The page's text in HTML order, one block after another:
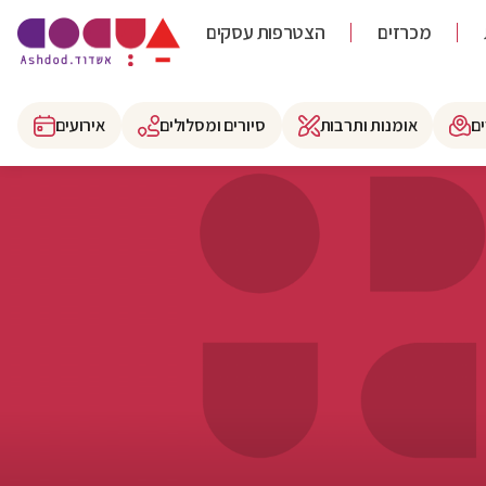
הצטרפות עסקים מכרזים
אירועים סיורים ומסלולים אומנות ותרבות